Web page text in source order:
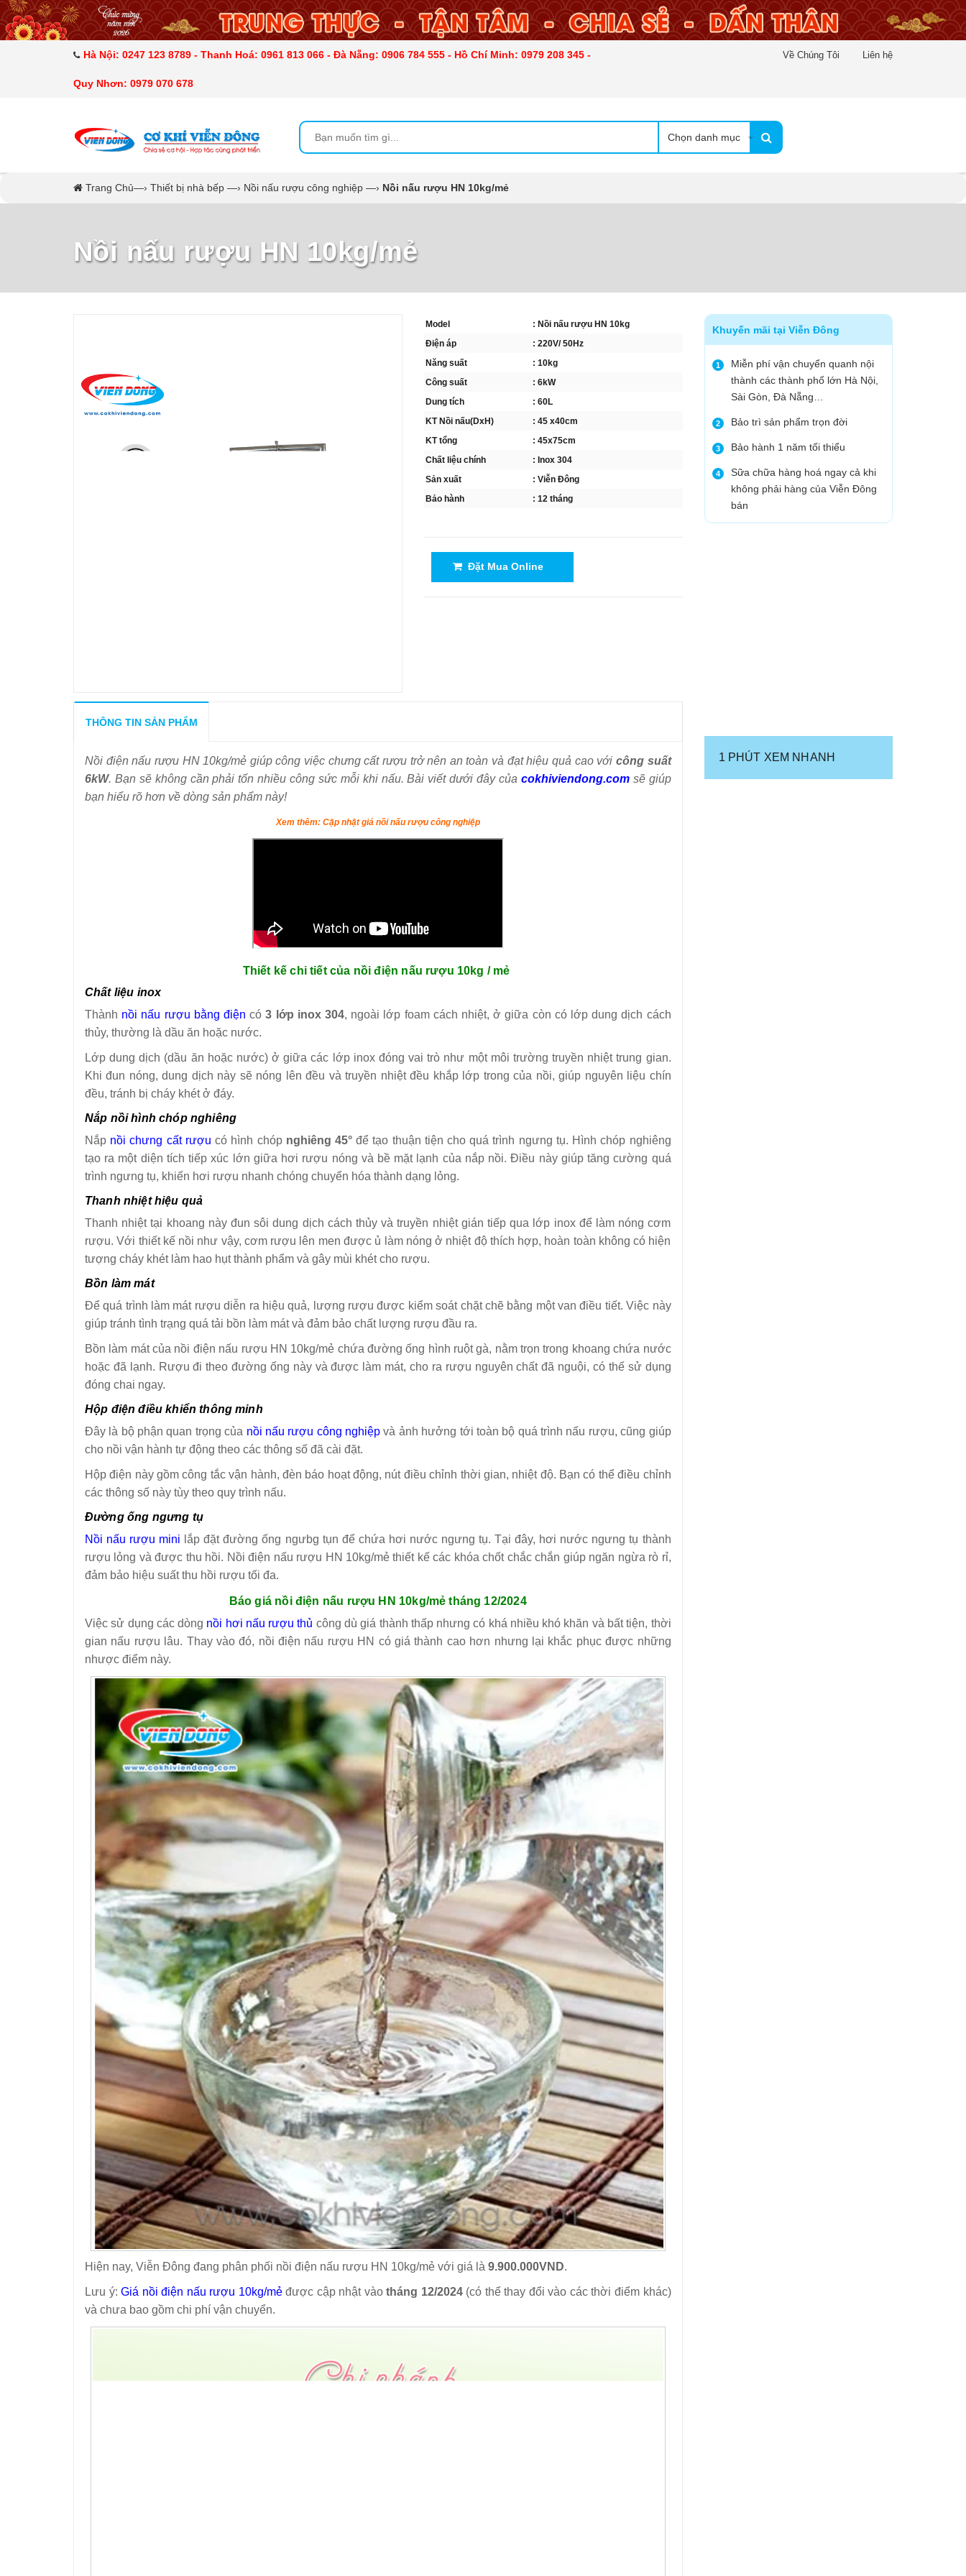
Hà Nội: 0247 123 8789 - Thanh Hoá: 0961 813 066 - Đà Nẵng: 0906 784 555 - Hồ Chí Minh: 0979 208 345 -
Quy Nhơn: 0979 070 678
Về Chúng Tôi Liên hệ
Chọn danh mục
Trang Chủ—› Thiết bị nhà bếp —› Nồi nấu rượu công nghiệp —› Nồi nấu rượu HN 10kg/mẻ
Nồi nấu rượu HN 10kg/mẻ
Model
: Nồi nấu rượu HN 10kg
Điện áp
: 220V/ 50Hz
Năng suất
: 10kg
Công suất
: 6kW
Dung tích
: 60L
KT Nồi nấu(DxH)
: 45 x40cm
KT tổng
: 45x75cm
Chất liệu chính
: Inox 304
Sản xuất
: Viễn Đông
Bảo hành
: 12 tháng
Đặt Mua Online
Khuyến mãi tại Viễn Đông
1
Miễn phí vận chuyển quanh nội
thành các thành phố lớn Hà Nội,
Sài Gòn, Đà Nẵng…
2 Bảo trì sản phẩm trọn đời
3 Bảo hành 1 năm tối thiểu
4
Sữa chữa hàng hoá ngay cả khi
không phải hàng của Viễn Đông
bán
THÔNG TIN SẢN PHẨM
Nồi điện nấu rượu HN 10kg/mẻ giúp công việc chưng cất rượu trở nên an toàn và đạt hiệu quả cao với công suất
6kW. Bạn sẽ không cần phải tốn nhiều công sức mỗi khi nấu. Bài viết dưới đây của cokhiviendong.comsẽ giúp
bạn hiểu rõ hơn về dòng sản phẩm này!
Xem thêm: Cập nhật giá nồi nấu rượu công nghiệp
Thiết kế chi tiết của nồi điện nấu rượu 10kg / mẻ
Chất liệu inox
Thành nồi nấu rượu bằng điện có3 lớp inox 304, ngoài lớp foam cách nhiệt, ở giữa còn có lớp dung dịch cách
thủy, thường là dầu ăn hoặc nước.
Lớp dung dịch (dầu ăn hoặc nước) ở giữa các lớp inox đóng vai trò như một môi trường truyền nhiệt trung gian.
Khi đun nóng, dung dịch này sẽ nóng lên đều và truyền nhiệt đều khắp lớp trong của nồi, giúp nguyên liệu chín
đều, tránh bị cháy khét ở đáy.
Nắp nồi hình chóp nghiêng
Nắp nồi chưng cất rượu có hình chóp nghiêng 45°để tạo thuận tiện cho quá trình ngưng tụ. Hình chóp nghiêng
tạo ra một diện tích tiếp xúc lớn giữa hơi rượu nóng và bề mặt lạnh của nắp nồi. Điều này giúp tăng cường quá
trình ngưng tụ, khiến hơi rượu nhanh chóng chuyển hóa thành dạng lỏng.
Thanh nhiệt hiệu quả
Thanh nhiệt tại khoang này đun sôi dung dịch cách thủy và truyền nhiệt gián tiếp qua lớp inox để làm nóng cơm
rượu. Với thiết kế nồi như vậy, cơm rượu lên men được ủ làm nóng ở nhiệt độ thích hợp, hoàn toàn không có hiện
tượng cháy khét làm hao hụt thành phẩm và gây mùi khét cho rượu.
Bồn làm mát
Để quá trình làm mát rượu diễn ra hiệu quả, lượng rượu được kiểm soát chặt chẽ bằng một van điều tiết. Việc này
giúp tránh tình trạng quá tải bồn làm mát và đảm bảo chất lượng rượu đầu ra.
Bồn làm mát của nồi điện nấu rượu HN 10kg/mẻ chứa đường ống hình ruột gà, nằm trọn trong khoang chứa nước
hoặc đã lạnh. Rượu đi theo đường ống này và được làm mát, cho ra rượu nguyên chất đã nguội, có thế sử dụng
đóng chai ngay.
Hộp điện điều khiển thông minh
Đây là bộ phận quan trọng của nồi nấu rượu công nghiệp và ảnh hưởng tới toàn bộ quá trình nấu rượu, cũng giúp
cho nồi vận hành tự động theo các thông số đã cài đặt.
Hộp điện này gồm công tắc vận hành, đèn báo hoạt động, nút điều chỉnh thời gian, nhiệt độ. Bạn có thể điều chỉnh
các thông số này tùy theo quy trình nấu.
Đường ống ngưng tụ
Nồi nấu rượu mini lắp đặt đường ống ngưbg tụn để chứa hơi nước ngưng tụ. Tại đây, hơi nước ngưng tụ thành
rượu lỏng và được thu hồi. Nồi điện nấu rượu HN 10kg/mẻ thiết kếcác khóa chốt chắc chắn giúp ngăn ngừa rò rỉ,
đảm bảo hiệu suất thu hồi rượu tối đa.
Báo giá nồi điện nấu rượu HN 10kg/mẻ tháng 12/2024
Việc sử dụng các dòng nồi hơi nấu rượu thủ công dù giá thành thấp nhưng có khá nhiều khó khăn và bất tiện, thời
gian nấu rượu lâu. Thay vào đó, nồi điện nấu rượu HN có giá thành cao hơn nhưng lại khắc phục được những
nhược điểm này.
Hiện nay, Viễn Đông đang phân phối nồi điện nấu rượu HN 10kg/mẻ với giá là 9.900.000VND.
Lưu ý:Giá nồi điện nấu rượu 10kg/mẻ được cập nhật vàotháng 12/2024 (có thể thay đổi vào các thời điểm khác)
và chưa bao gồm chi phí vận chuyển.
1 PHÚT XEM NHANH
DANH MỤC SẢN PHẨM
MÁY SẤY THỰC PHẨM CÔNG NGHIỆP
MÁY ÉP MÍA TẠO BỌT
MÁY RỬA BÁT SIÊU ÂM
MÁY CHẾ BIẾN NÔNG SẢN